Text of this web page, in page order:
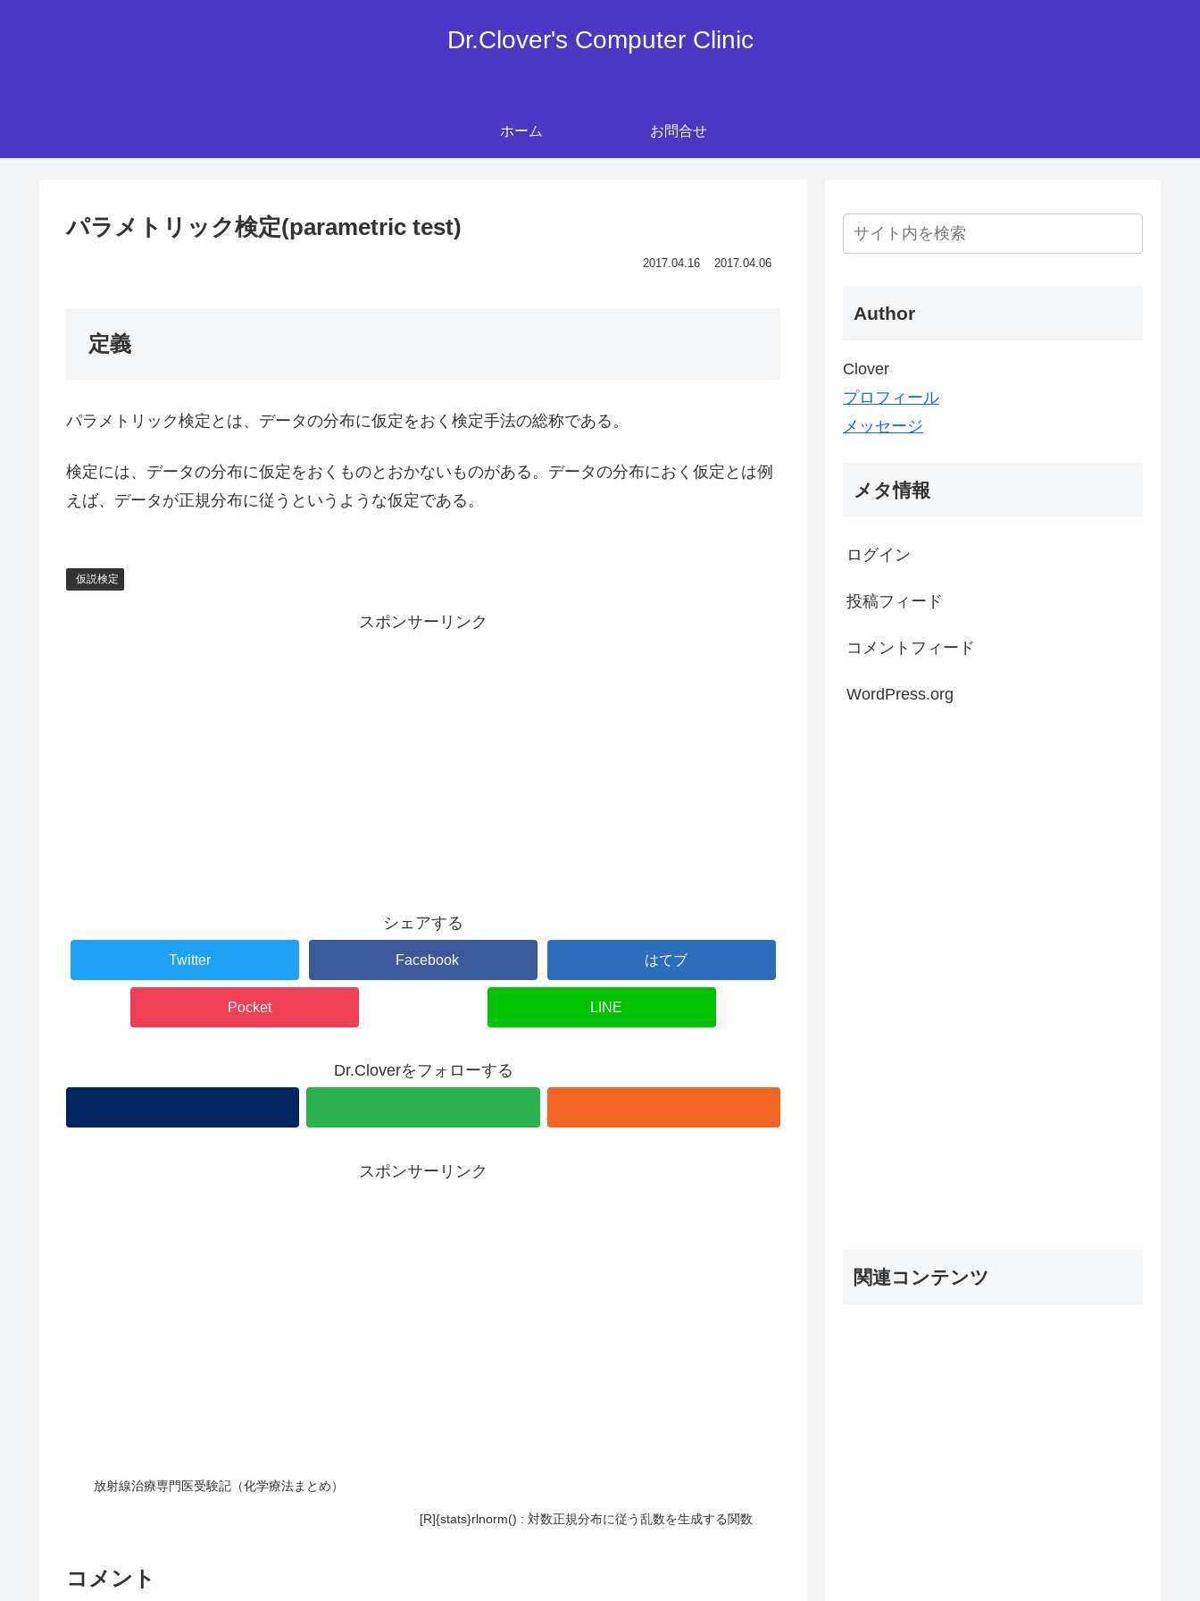
Dr.Clover's Computer Clinic
ホーム お問合せ
パラメトリック検定(parametric test)
2017.04.16 2017.04.06
定義
パラメトリック検定とは、データの分布に仮定をおく検定手法の総称である。
検定には、データの分布に仮定をおくものとおかないものがある。データの分布におく仮定とは例
えば、データが正規分布に従うというような仮定である。
仮説検定
スポンサーリンク
シェアする
Twitter Facebook はてブ
Pocket LINE
Dr.Cloverをフォローする
スポンサーリンク
放射線治療専門医受験記（化学療法まとめ）
[R]{stats}rlnorm() : 対数正規分布に従う乱数を生成する関数
コメント
Author
Clover
プロフィール
メッセージ
メタ情報
ログイン
投稿フィード
コメントフィード
WordPress.org
関連コンテンツ